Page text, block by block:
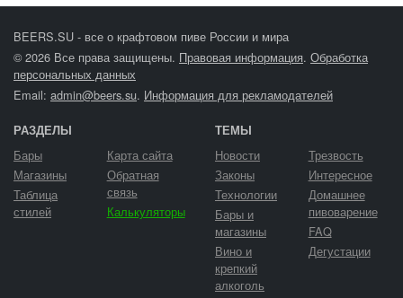
BEERS.SU - все о крафтовом пиве России и мира
© 2026 Все права защищены. Правовая информация. Обработка
персональных данных
Email: admin@beers.su. Информация для рекламодателей
РАЗДЕЛЫ
Бары
Магазины
Таблица
стилей
Карта сайта
Обратная
связь
Калькуляторы
ТЕМЫ
Новости
Законы
Технологии
Бары и
магазины
Вино и
крепкий
алкоголь
Трезвость
Интересное
Домашнее
пивоварение
FAQ
Дегустации